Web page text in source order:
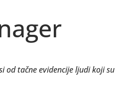
tačne evidencije ljudi koji